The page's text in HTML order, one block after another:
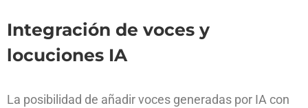
Integración de voces y
locuciones IA
La posibilidad de añadir voces generadas por IA con